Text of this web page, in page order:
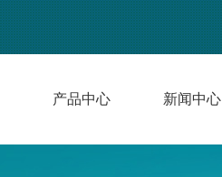
产品中心 新闻中心